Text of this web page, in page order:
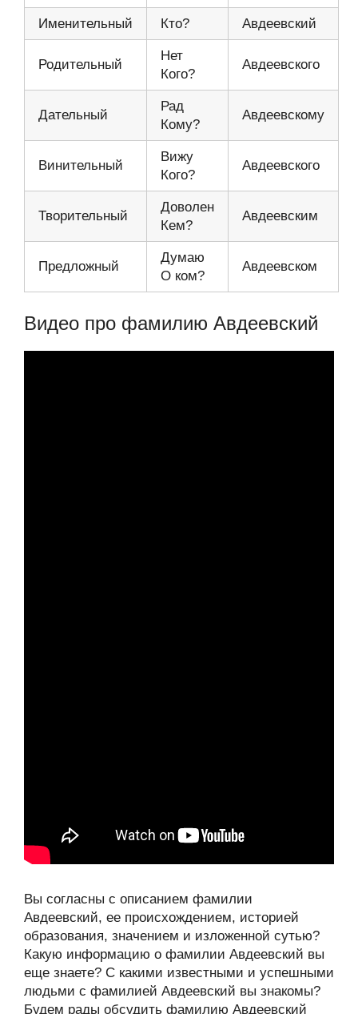
Именительный Кто? Авдеевский
Родительный
Нет
Кого?
Авдеевского
Дательный
Рад
Кому?
Авдеевскому
Винительный
Вижу
Кого?
Авдеевского
Творительный
Доволен
Кем?
Авдеевским
Предложный
Думаю
О ком?
Авдеевском
Видео про фамилию Авдеевский
Вы согласны с описанием фамилии
Авдеевский, ее происхождением, историей
образования, значением и изложенной сутью?
Какую информацию о фамилии Авдеевский вы
еще знаете? С какими известными и успешными
людьми с фамилией Авдеевский вы знакомы?
Будем рады обсудить фамилию Авдеевский